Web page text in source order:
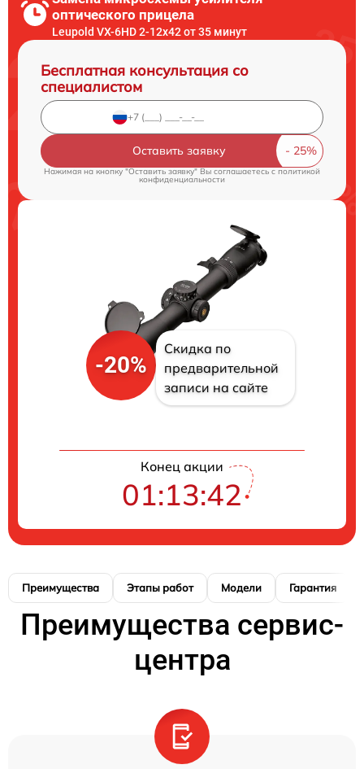
оптического прицела
Leupold VX-6HD 2-12x42 от 35 минут
Бесплатная консультация со
специалистом
Оставить заявку
Нажимая на кнопку "Оставить заявку" Вы соглашаетесь cполитикой
конфиденциальности
-20%
Скидка по
предварительной
записи на сайте
Конец акции
01:13:41
Преимущества Этапы работ Модели Гарантия
Преимущества сервис-
центра